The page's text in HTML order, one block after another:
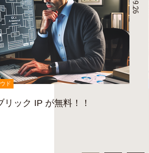
ド
リック IP が無料！！